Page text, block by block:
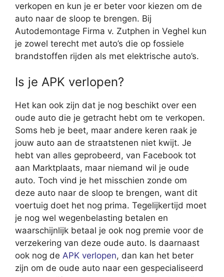
verkopen en kun je er beter voor kiezen om de
auto naar de sloop te brengen. Bij
Autodemontage Firma v. Zutphen in Veghel kun
je zowel terecht met auto’s die op fossiele
brandstoffen rijden als met elektrische auto’s.
Is je APK verlopen?
Het kan ook zijn dat je nog beschikt over een
oude auto die je getracht hebt om te verkopen.
Soms heb je beet, maar andere keren raak je
jouw auto aan de straatstenen niet kwijt. Je
hebt van alles geprobeerd, van Facebook tot
aan Marktplaats, maar niemand wil je oude
auto. Toch vind je het misschien zonde om
deze auto naar de sloop te brengen, want dit
voertuig doet het nog prima. Tegelijkertijd moet
je nog wel wegenbelasting betalen en
waarschijnlijk betaal je ook nog premie voor de
verzekering van deze oude auto. Is daarnaast
ook nog de APK verlopen, dan kan het beter
zijn om de oude auto naar een gespecialiseerd